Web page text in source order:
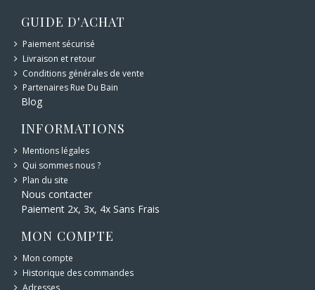
GUIDE D'ACHAT
Paiement sécurisé
Livraison et retour
Conditions générales de vente
Partenaires Rue Du Bain
Blog
INFORMATIONS
Mentions légales
Qui sommes nous ?
Plan du site
Nous contacter
Paiement 2x, 3x, 4x Sans Frais
MON COMPTE
Mon compte
Historique des commandes
Adresses